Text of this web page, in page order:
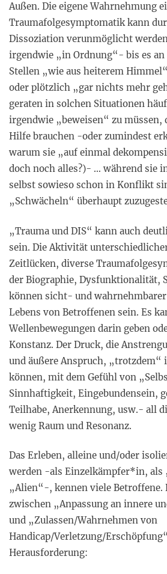
Außen. Die eigene Wahrnehmung
Traumafolgesymptomatik kann
Dissoziation verunmöglicht
irgendwie „in Ordnung“- bis es
Stellen „wie aus heiterem
oder plötzlich „gar nichts mehr
geraten in solchen Situationen
irgendwie „beweisen“ zu müssen,
Hilfe brauchen -oder zumindest
warum sie „auf einmal
doch noch alles?)- … während sie
selbst sowieso schon in Konflikt
„Schwächeln“ überhaupt
„Trauma und DIS“ kann auch
sein. Die Aktivität
Zeitlücken, diverse
der Biographie, Dysfunktionalität,
können sicht- und wahrnehmbarer
Lebens von Betroffenen sein. Es
Wellenbewegungen darin geben
Konstanz. Der Druck, die
und äußere Anspruch, „trotzdem“
können, mit dem Gefühl von
Sinnhaftigkeit, Eingebundensein,
Teilhabe, Anerkennung, usw.- all
wenig Raum und Resonanz.
Das Erleben, alleine und/oder
werden -als Einzelkämpfer*in, als
„Alien“-, kennen viele Betroffene.
zwischen „Anpassung an innere
und „Zulassen/Wahrnehmen von
Handicap/Verletzung/
Herausforderung: